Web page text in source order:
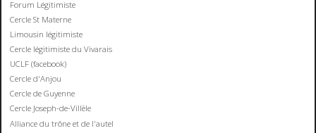
Forum Légitimiste
Cercle St Materne
Limousin légitimiste
Cercle légitimiste du Vivarais
UCLF (facebook)
Cercle d'Anjou
Cercle de Guyenne
Cercle Joseph-de-Villèle
Alliance du trône et de l'autel